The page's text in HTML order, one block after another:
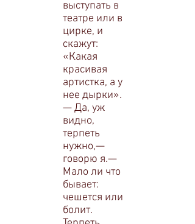
высту­пать в
театре или в
цирке, и
скажут:
«Какая
красивая
артистка, а у
нее дырки».
— Да, уж
видно,
терпеть
нужно,—
говорю я.—
Ма­ло ли что
бывает:
чешется или
болит.